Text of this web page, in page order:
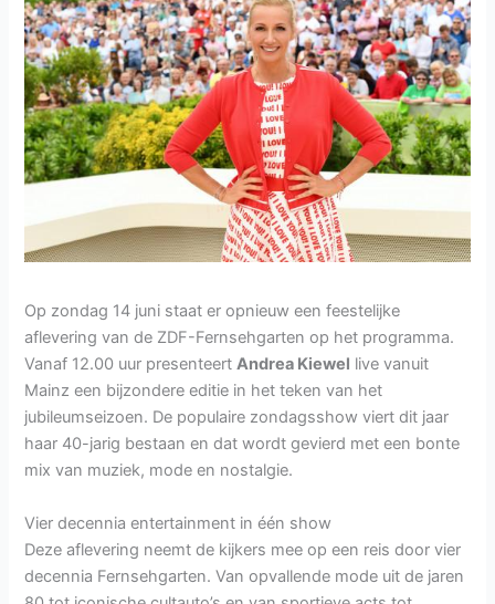
Op zondag 14 juni staat er opnieuw een feestelijke
aflevering van de ZDF-Fernsehgarten op het programma.
Vanaf 12.00 uur presenteertAndrea Kiewel live vanuit
Mainz een bijzondere editie in het teken van het
jubileumseizoen. De populaire zondagsshow viert dit jaar
haar 40-jarig bestaan en dat wordt gevierd met een bonte
mix van muziek, mode en nostalgie.
Vier decennia entertainment in één show
Deze aflevering neemt de kijkers mee op een reis door vier
decennia Fernsehgarten. Van opvallende mode uit de jaren